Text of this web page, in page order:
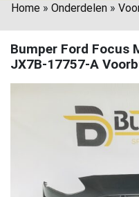
Home » Onderdelen »
Bumper Ford Focus
JX7B-17757-A